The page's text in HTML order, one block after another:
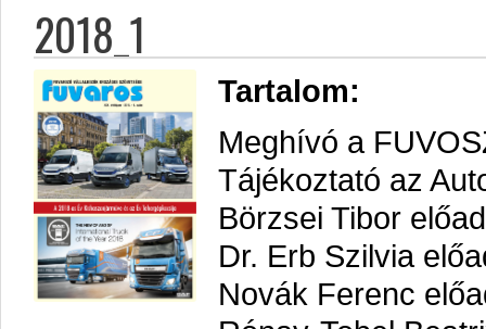
2018_1
Tartalom:
Meghívó a
Tájékoztató az
Börzsei Tibor
Dr. Erb Szilvia
Novák Ferenc